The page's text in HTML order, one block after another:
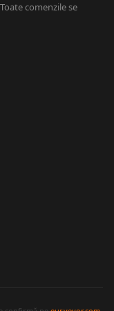
comenzile se